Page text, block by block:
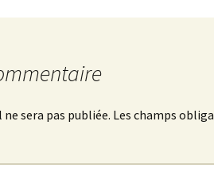
sera pas publiée. Les champs